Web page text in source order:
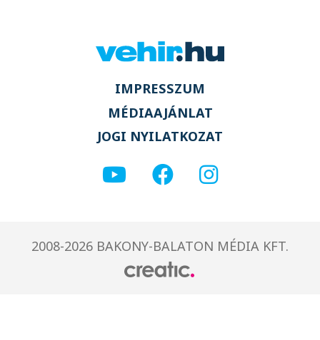
IMPRESSZUM
MÉDIAAJÁNLAT
JOGI NYILATKOZAT
2008-2026 BAKONY-BALATON MÉDIA KFT.